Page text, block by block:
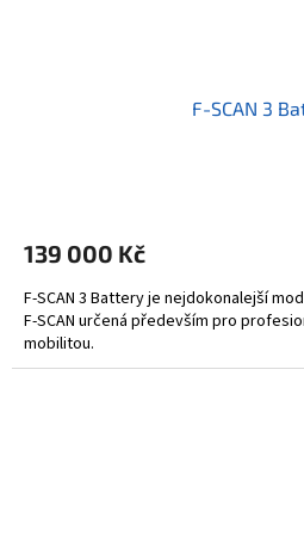
F-SCAN 3
139 000 Kč
F-SCAN 3 Battery je nejdokonalejší
F-SCAN určená především pro
mobilitou.